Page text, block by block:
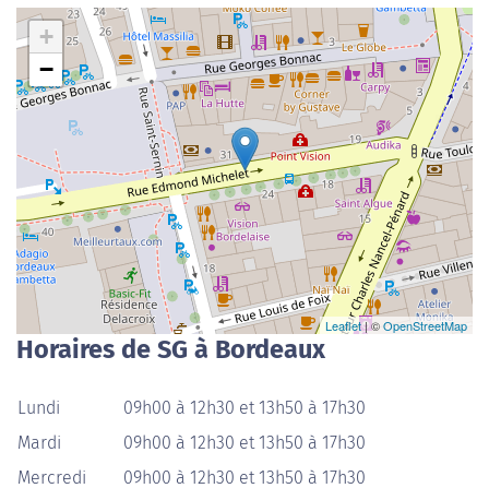
+
−
Leaflet| ©OpenStreetMap
Horaires de SG à Bordeaux
Lundi
09h00 à 12h30 et 13h50 à 17h30
Mardi
09h00 à 12h30 et 13h50 à 17h30
Mercredi
09h00 à 12h30 et 13h50 à 17h30